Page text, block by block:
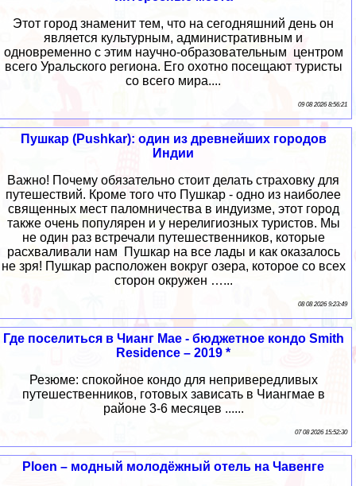
Этот город знаменит тем, что на сегодняшний день он
является культурным, административным и
одновременно с этим научно-образовательным центром
всего Уральского региона. Его охотно посещают туристы
со всего мира....
09 08 2026 8:56:21
Пушкар (Pushkar): один из древнейших городов
Индии
Важно! Почему обязательно стоит делать страховку для
путешествий. Кроме того что Пушкар - одно из наиболее
священных мест паломничества в индуизме, этот город
также очень популярен и у нерелигиозных туристов. Мы
не один раз встречали путешественников, которые
расхваливали нам Пушкар на все лады и как оказалось
не зря! Пушкар расположен вокруг озера, которое со всех
сторон окружен …...
08 08 2026 9:23:49
Где поселиться в Чианг Мае - бюджетное кондо Smith
Residence – 2019 *
Резюме: спокойное кондо для непривередливых
путешественников, готовых зависать в Чиангмае в
районе 3-6 месяцев ......
07 08 2026 15:52:30
Ploen – модный молодёжный отель на Чавенге